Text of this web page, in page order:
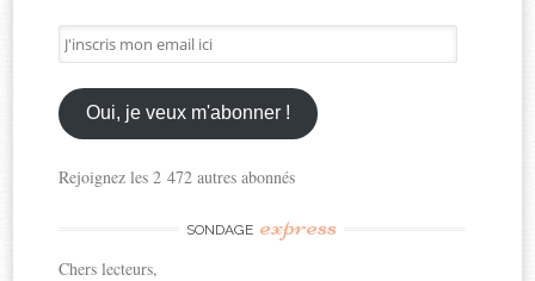
J'inscris
mon
email
ici
Oui, je veux m'abonner !
Rejoignez les 2 472 autres abonnés
SONDAGE express
Chers lecteurs,